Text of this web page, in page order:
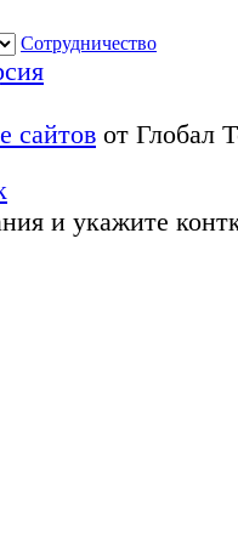
Сотрудничество
сайтов от Глобал
и укажите